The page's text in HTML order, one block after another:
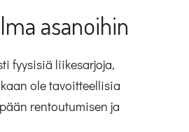
asanoihin
fyysisiä liikesarjoja,
ole tavoitteellisia
rentoutumisen ja